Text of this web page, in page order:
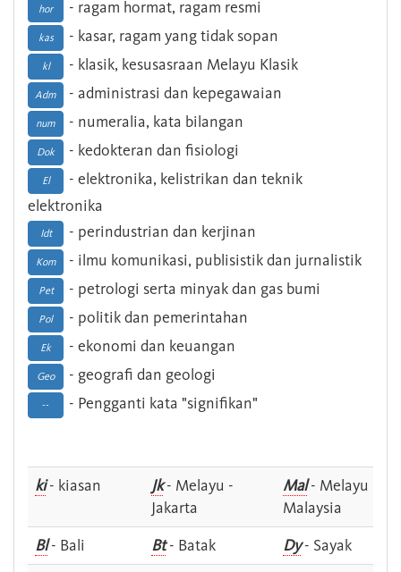
hor - ragam hormat, ragam resmi
kas - kasar, ragam yang tidak sopan
kl - klasik, kesusasraan Melayu Klasik
Adm - administrasi dan kepegawaian
num - numeralia, kata bilangan
Dok - kedokteran dan fisiologi
El
- elektronika, kelistrikan dan teknik
elektronika
Idt - perindustrian dan kerjinan
Kom - ilmu komunikasi, publisistik dan jurnalistik
Pet - petrologi serta minyak dan gas bumi
Pol - politik dan pemerintahan
Ek - ekonomi dan keuangan
Geo - geografi dan geologi
-- - Pengganti kata "signifikan"
ki- kiasan Jk- Melayu -
Jakarta
Mal- Melayu -
Malaysia
Bl- Bali Bt- Batak Dy- Sayak